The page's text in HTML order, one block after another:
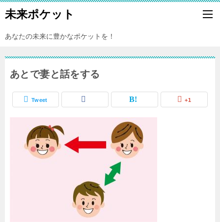
未来ポケット
あなたの未来に豊かなポケットを！
あとで妻と話をする
Tweet +1